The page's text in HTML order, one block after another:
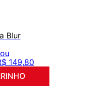
Blur
149,80